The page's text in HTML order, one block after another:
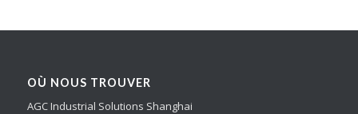
OÙ NOUS TROUVER
AGC Industrial Solutions Shanghai